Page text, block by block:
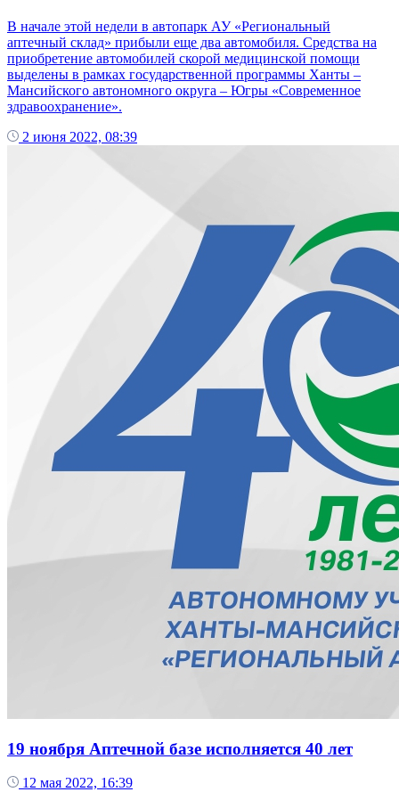
В начале этой недели в автопарк АУ «Региональный
аптечный склад» прибыли еще два автомобиля. Средства на
приобретение автомобилей скорой медицинской помощи
выделены в рамках государственной программы Ханты –
Мансийского автономного округа – Югры «Современное
здравоохранение».
2 июня 2022, 08:39
19 ноября Аптечной базе исполняется 40 лет
12 мая 2022, 16:39